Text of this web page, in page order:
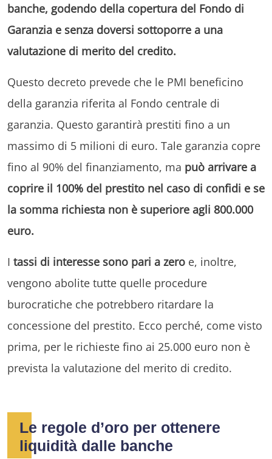
banche, godendo della copertura del Fondo di
Garanzia e senza doversi sottoporre a una
valutazione di merito del credito.
Questo decreto prevede che le PMI beneficino
della garanzia riferita al Fondo centrale di
garanzia. Questo garantirà prestiti fino a un
massimo di 5 milioni di euro. Tale garanzia copre
fino al 90% del finanziamento, ma può arrivare a
coprire il 100% del prestito nel caso di confidi e se
la somma richiesta non è superiore agli 800.000
euro.
I tassi di interesse sono pari a zero e, inoltre,
vengono abolite tutte quelle procedure
burocratiche che potrebbero ritardare la
concessione del prestito. Ecco perché, come visto
prima, per le richieste fino ai 25.000 euro non è
prevista la valutazione del merito di credito.
Le regole d’oro per ottenere
liquidità dalle banche